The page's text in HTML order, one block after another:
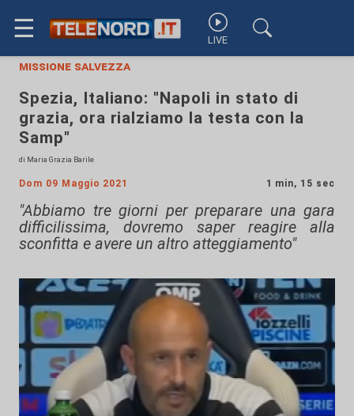
☰ LIVE
missione salvezza
Spezia, Italiano: "Napoli in stato di
grazia, ora rialziamo la testa con la
Samp"
di Maria Grazia Barile
Dom 09 Maggio 2021 1 min, 15 sec
"Abbiamo tre giorni per preparare una gara
difficilissima, dovremo saper reagire alla
sconfitta e avere un altro atteggiamento"